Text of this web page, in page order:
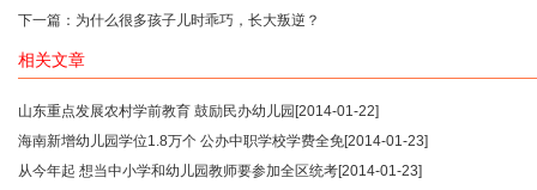
下一篇： 为什么很多孩子儿时乖巧，长大叛逆？
相关文章
山东重点发展农村学前教育 鼓励民办幼儿园 [2014-01-22]
海南新增幼儿园学位1.8万个 公办中职学校学费全免[2014-01-23]
从今年起 想当中小学和幼儿园教师要参加全区统考[2014-01-23]